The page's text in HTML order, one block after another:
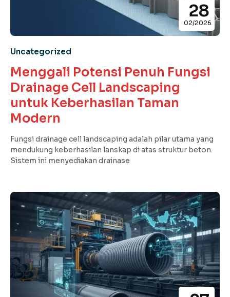
28
02/2026
Uncategorized
Menggali Potensi Penuh Fungsi
Drainage Cell Landscaping
untuk Keberhasilan Taman
Modern
Fungsi drainage cell landscaping adalah pilar utama yang
mendukung keberhasilan lanskap di atas struktur beton.
Sistem ini menyediakan drainase